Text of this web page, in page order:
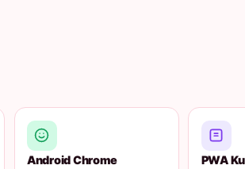
Android Chrome PWA